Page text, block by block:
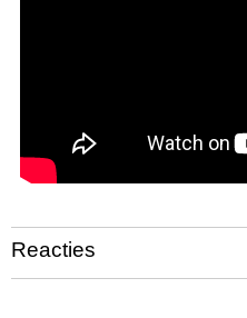
Reacties